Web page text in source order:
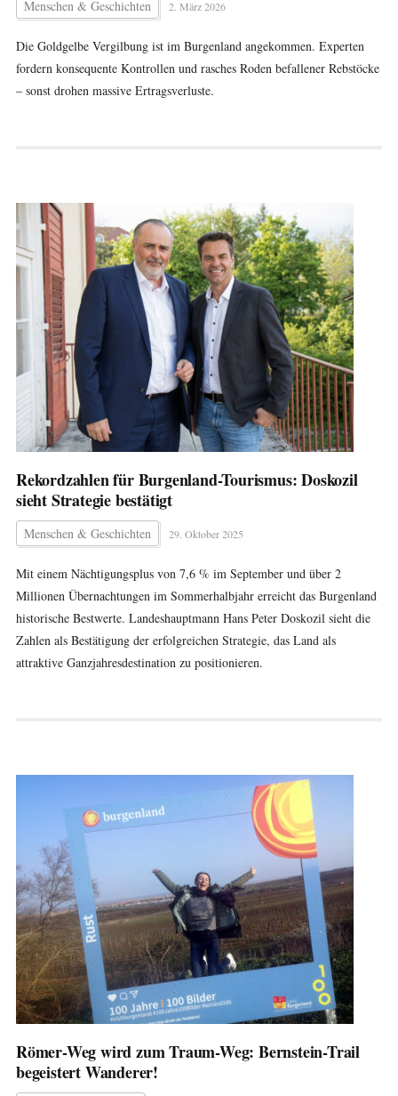
Menschen & Geschichten 2. März 2026
Die Goldgelbe Vergilbung ist im Burgenland angekommen. Experten
fordern konsequente Kontrollen und rasches Roden befallener Rebstöcke
– sonst drohen massive Ertragsverluste.
Rekordzahlen für Burgenland-Tourismus: Doskozil
sieht Strategie bestätigt
Menschen & Geschichten 29. Oktober 2025
Mit einem Nächtigungsplus von 7,6 % im September und über 2
Millionen Übernachtungen im Sommerhalbjahr erreicht das Burgenland
historische Bestwerte. Landeshauptmann Hans Peter Doskozil sieht die
Zahlen als Bestätigung der erfolgreichen Strategie, das Land als
attraktive Ganzjahresdestination zu positionieren.
Römer-Weg wird zum Traum-Weg: Bernstein-Trail
begeistert Wanderer!